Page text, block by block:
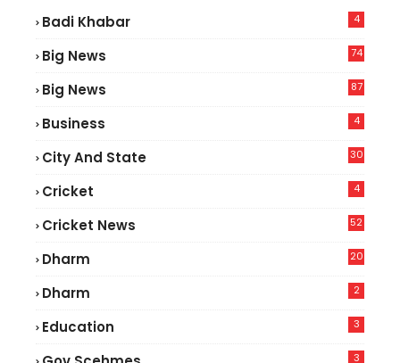
Badi Khabar 4
Big News
74
Big News
87
Business 4
City And State 30
Cricket 4
Cricket News
52
Dharm 20
Dharm 2
Education 3
3